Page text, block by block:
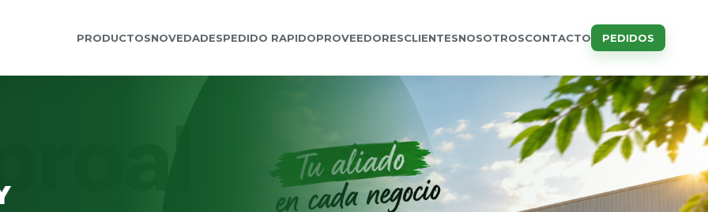
PRODUCTOSNOVEDADESPEDIDO RAPIDOPROVEEDORESCLIENTESNOSOTROSCONTACTO PEDIDOS